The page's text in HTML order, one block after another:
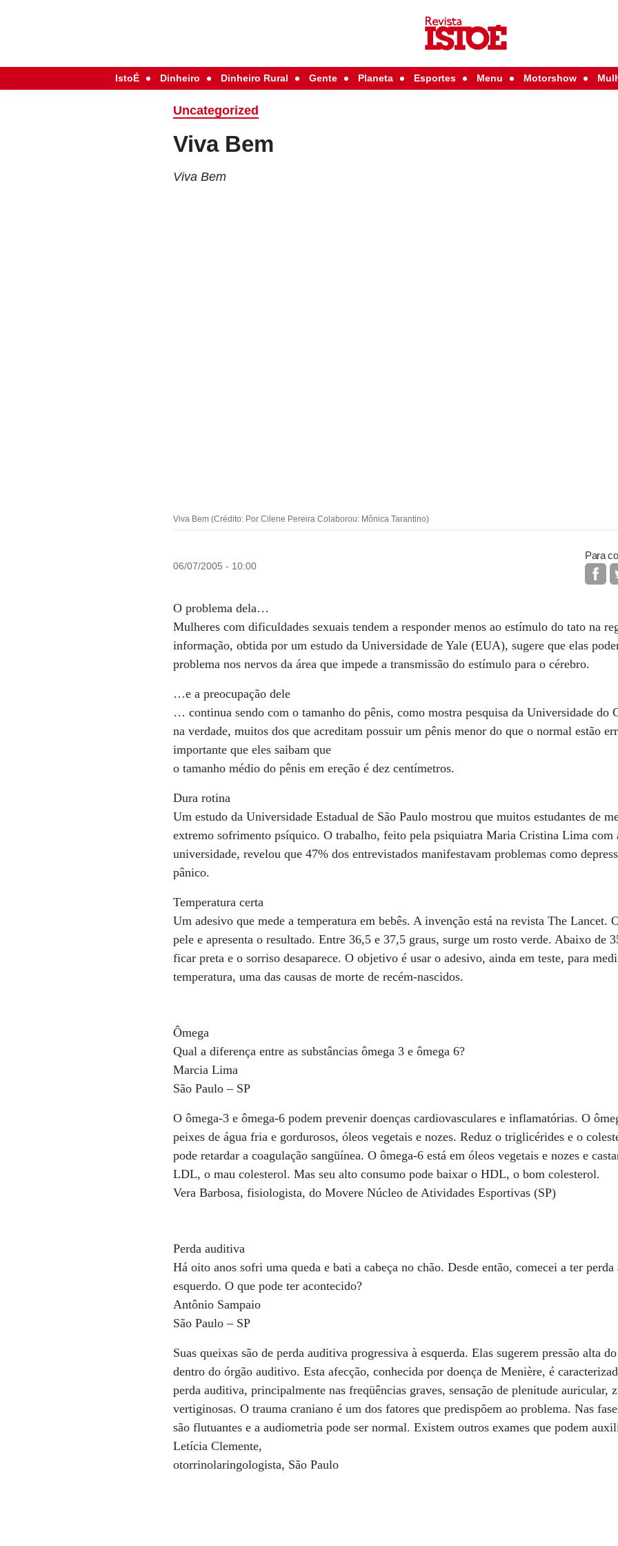
IstoÉ Dinheiro Dinheiro Rural Gente Planeta Esportes Menu Motorshow
Uncategorized
Viva Bem
Viva Bem
Viva Bem (Crédito: Por Cilene Pereira Colaborou: Mônica Tarantino)
06/07/2005 - 10:00
Para
O problema dela…
Mulheres com dificuldades sexuais tendem a responder menos ao estímulo do tato na
informação, obtida por um estudo da Universidade de Yale (EUA), sugere que elas
problema nos nervos da área que impede a transmissão do estímulo para o cérebro.
…e a preocupação dele
… continua sendo com o tamanho do pênis, como mostra pesquisa da Universidade do
na verdade, muitos dos que acreditam possuir um pênis menor do que o normal estão
importante que eles saibam que
o tamanho médio do pênis em ereção é dez centímetros.
Dura rotina
Um estudo da Universidade Estadual de São Paulo mostrou que muitos estudantes de
extremo sofrimento psíquico. O trabalho, feito pela psiquiatra Maria Cristina Lima com
universidade, revelou que 47% dos entrevistados manifestavam problemas como
pânico.
Temperatura certa
Um adesivo que mede a temperatura em bebês. A invenção está na revista The Lancet.
pele e apresenta o resultado. Entre 36,5 e 37,5 graus, surge um rosto verde. Abaixo de
ficar preta e o sorriso desaparece. O objetivo é usar o adesivo, ainda em teste, para
temperatura, uma das causas de morte de recém-nascidos.
Ômega
Qual a diferença entre as substâncias ômega 3 e ômega 6?
Marcia Lima
São Paulo – SP
O ômega-3 e ômega-6 podem prevenir doenças cardiovasculares e inflamatórias. O
peixes de água fria e gordurosos, óleos vegetais e nozes. Reduz o triglicérides e o
pode retardar a coagulação sangüínea. O ômega-6 está em óleos vegetais e nozes e
LDL, o mau colesterol. Mas seu alto consumo pode baixar o HDL, o bom colesterol.
Vera Barbosa, fisiologista, do Movere Núcleo de Atividades Esportivas (SP)
Perda auditiva
Há oito anos sofri uma queda e bati a cabeça no chão. Desde então, comecei a ter
esquerdo. O que pode ter acontecido?
Antônio Sampaio
São Paulo – SP
Suas queixas são de perda auditiva progressiva à esquerda. Elas sugerem pressão alta
dentro do órgão auditivo. Esta afecção, conhecida por doença de Menière, é
perda auditiva, principalmente nas freqüências graves, sensação de plenitude auricular,
vertiginosas. O trauma craniano é um dos fatores que predispõem ao problema. Nas
são flutuantes e a audiometria pode ser normal. Existem outros exames que podem
Letícia Clemente,
otorrinolaringologista, São Paulo